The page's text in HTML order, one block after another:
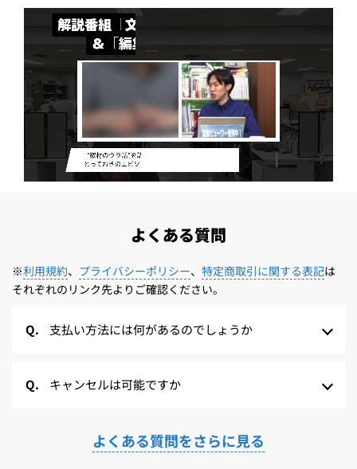
よくある質問
※利用規約、 プライバシーポリシー、 特定商取引に関する表記は
それぞれのリンク先よりご確認ください。
支払い方法には何があるのでしょうか
キャンセルは可能ですか
よくある質問をさらに見る